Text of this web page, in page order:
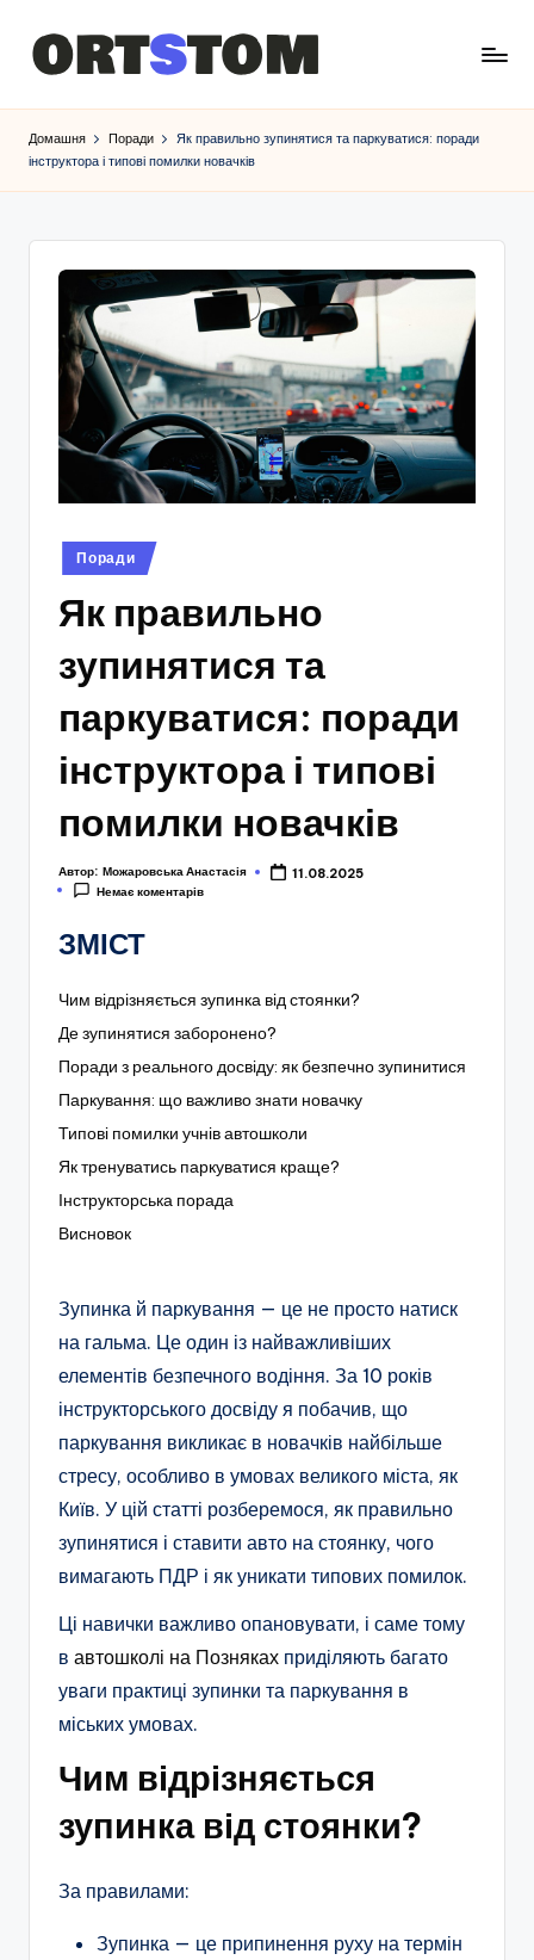
Домашня Поради
Як правильно зупинятися та паркуватися: поради
інструктора і типові помилки новачків
Опубліковано
у
Поради
Як правильно
зупинятися та
паркуватися: поради
інструктора і типові
помилки новачків
Автор: Можаровська Анастасія
11.08.2025
Немає коментарів
ЗМІСТ
Чим відрізняється зупинка від стоянки?
Де зупинятися заборонено?
Поради з реального досвіду: як безпечно зупинитися
Паркування: що важливо знати новачку
Типові помилки учнів автошколи
Як тренуватись паркуватися краще?
Інструкторська порада
Висновок
Зупинка й паркування — це не просто натиск
на гальма. Це один із найважливіших
елементів безпечного водіння. За 10 років
інструкторського досвіду я побачив, що
паркування викликає в новачків найбільше
стресу, особливо в умовах великого міста, як
Київ. У цій статті розберемося, як правильно
зупинятися і ставити авто на стоянку, чого
вимагають ПДР і як уникати типових помилок.
Ці навички важливо опановувати, і саме тому
в автошколі на Позняках приділяють багато
уваги практиці зупинки та паркування в
міських умовах.
Чим відрізняється
зупинка від стоянки?
За правилами:
Зупинка — це припинення руху на термін